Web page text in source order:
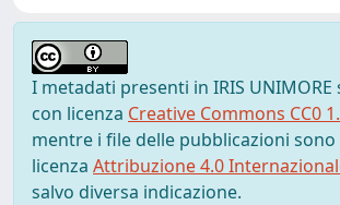
I metadati presenti in IRIS
con licenza Creative Commons CC0
mentre i file delle pubblicazioni
licenza Attribuzione 4.0
salvo diversa indicazione.